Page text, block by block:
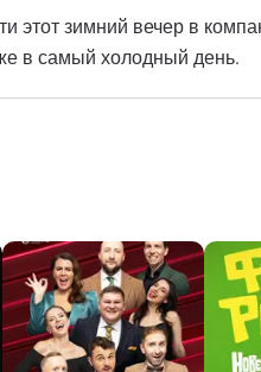
этот зимний вечер в
в самый холодный день.